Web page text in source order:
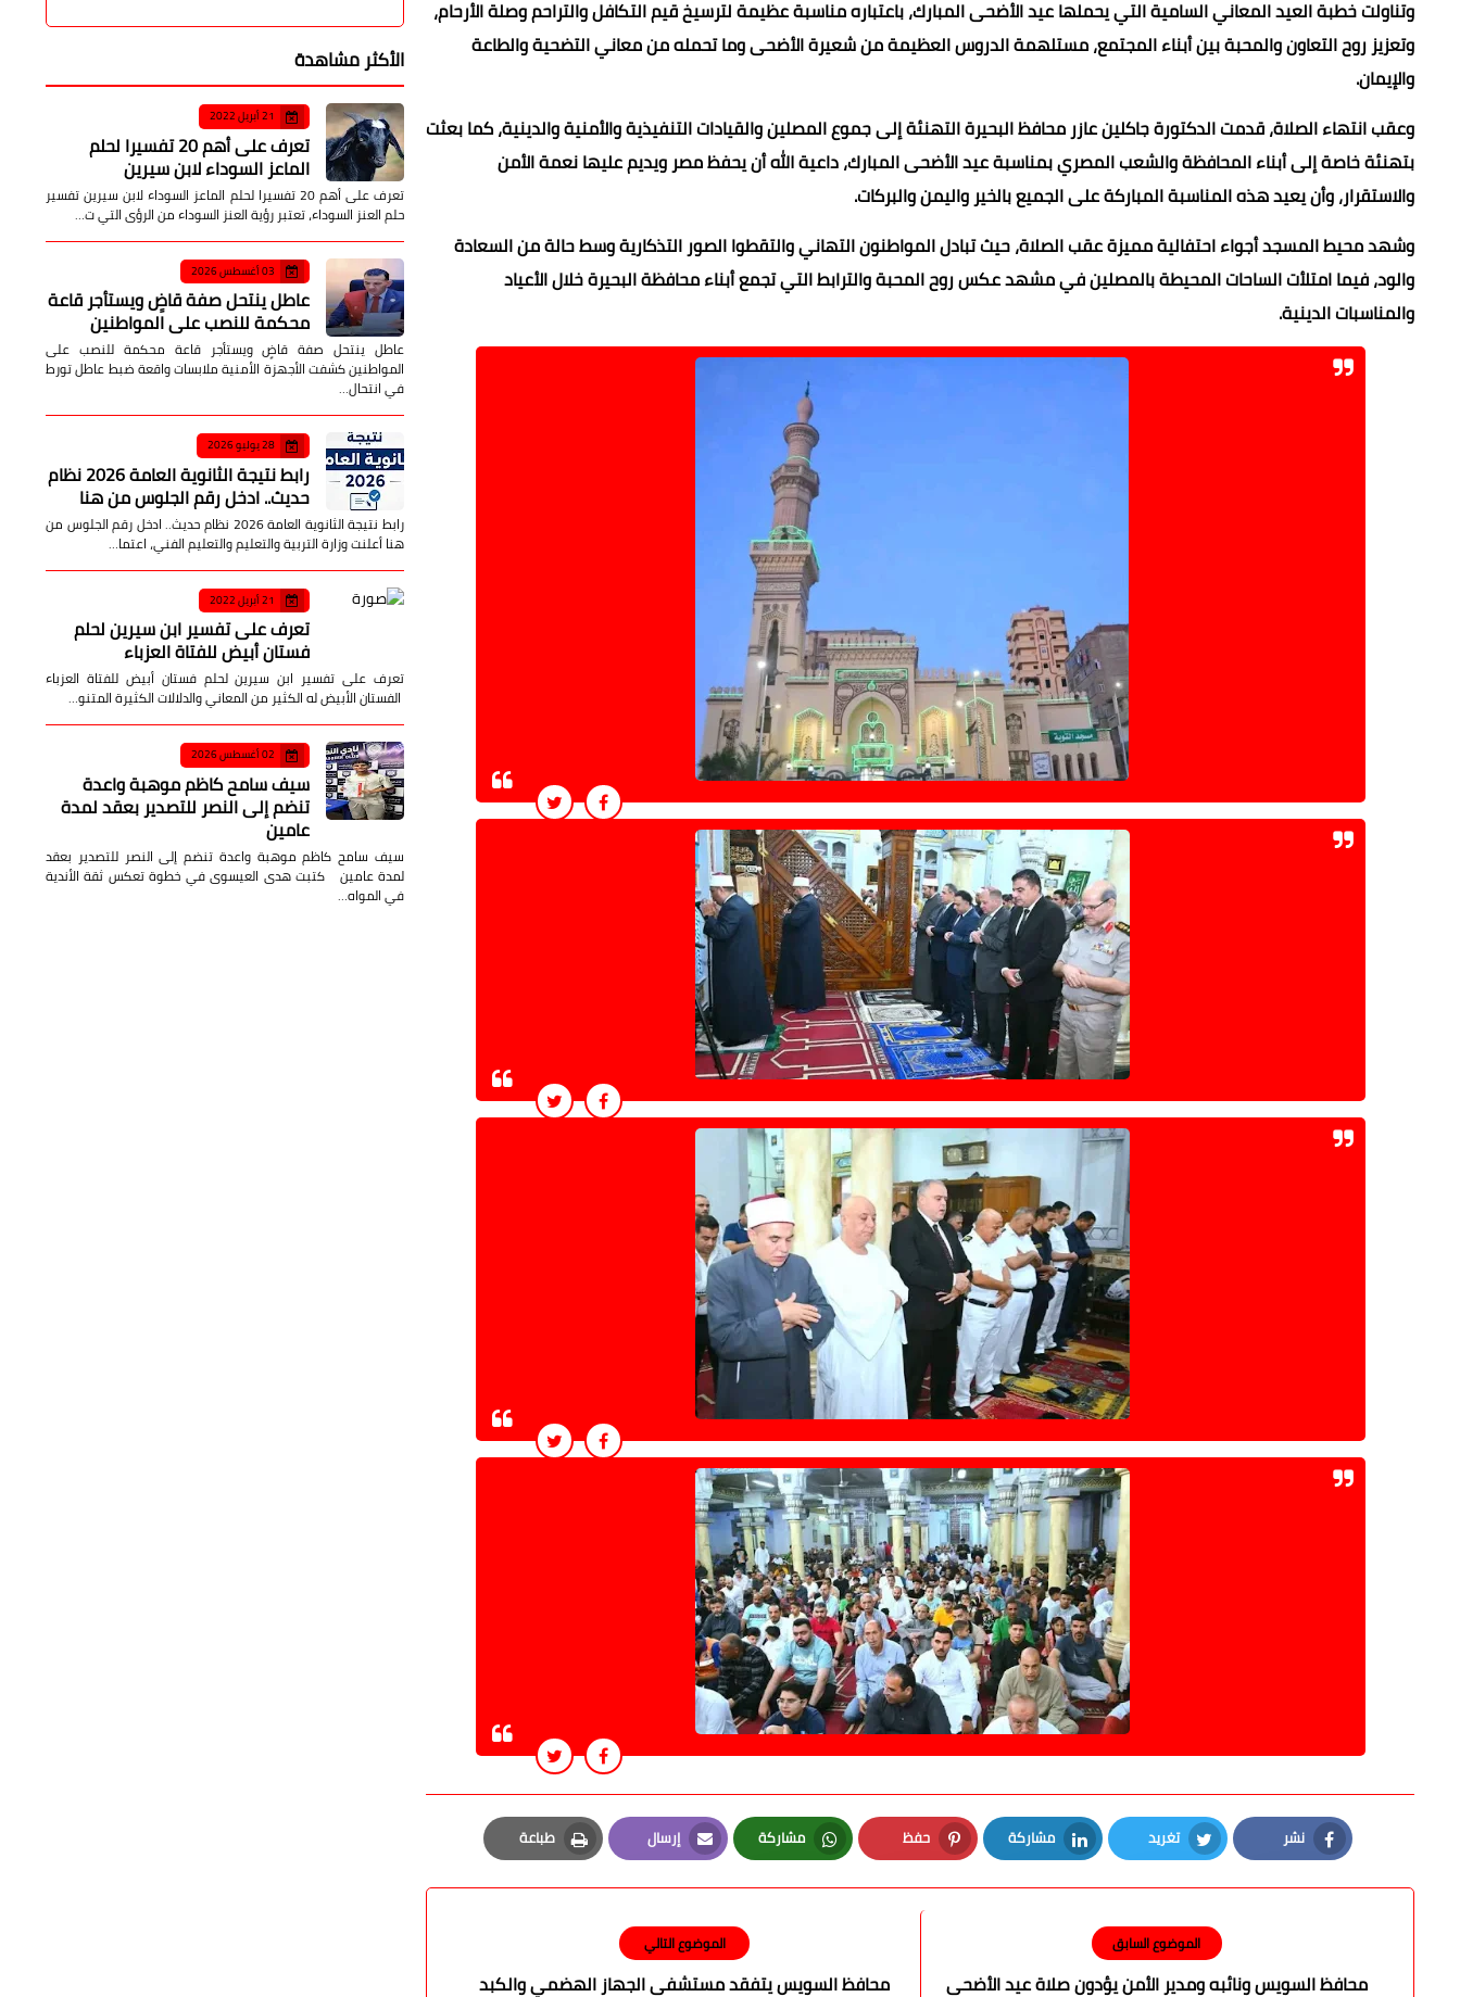
وتناولت خطبة العيد المعاني السامية التي يحملها عيد الأضحى المبارك، باعتباره مناسبة عظيمة لترسيخ قيم التكافل والتراحم وصلة الأرحام،
وتعزيز روح التعاون والمحبة بين أبناء المجتمع، مستلهمة الدروس العظيمة من شعيرة الأضحى وما تحمله من معاني التضحية والطاعة
والإيمان.
وعقب انتهاء الصلاة، قدمت الدكتورة جاكلين عازر محافظ البحيرة التهنئة إلى جموع المصلين والقيادات التنفيذية والأمنية والدينية، كما بعثت
بتهنئة خاصة إلى أبناء المحافظة والشعب المصري بمناسبة عيد الأضحى المبارك، داعية الله أن يحفظ مصر ويديم عليها نعمة الأمن
والاستقرار، وأن يعيد هذه المناسبة المباركة على الجميع بالخير واليمن والبركات.
وشهد محيط المسجد أجواء احتفالية مميزة عقب الصلاة، حيث تبادل المواطنون التهاني والتقطوا الصور التذكارية وسط حالة من السعادة
والود، فيما امتلأت الساحات المحيطة بالمصلين في مشهد عكس روح المحبة والترابط التي تجمع أبناء محافظة البحيرة خلال الأعياد
والمناسبات الدينية.
نشر
Facebook
تغريد
Twitter
مشاركة
LinkedIn
حفظ
Pinterest
مشاركة
Whatsapp
إرسال
Email
طباعة
Print
الموضوع التالي
محافظ السويس يتفقد مستشفى الجهاز الهضمي والكبد
الموضوع السابق
محافظ السويس ونائبه ومدير الأمن يؤدون صلاة عيد الأضحى
الأكثر مشاهدة
21 أبريل 2022
تعرف على أهم 20 تفسيرا لحلم
الماعز السوداء لابن سيرين
تعرف على أهم 20 تفسيرا لحلم الماعز السوداء لابن سيرين تفسير
حلم العنز السوداء، تعتبر رؤية العنز السوداء من الرؤى التي ت…
03 أغسطس 2026
عاطل ينتحل صفة قاضٍ ويستأجر قاعة
محكمة للنصب على المواطنين
عاطل ينتحل صفة قاضٍ ويستأجر قاعة محكمة للنصب على
المواطنين كشفت الأجهزة الأمنية ملابسات واقعة ضبط عاطل تورط
في انتحال…
28 يوليو 2026
رابط نتيجة الثانوية العامة 2026 نظام
حديث.. ادخل رقم الجلوس من هنا
رابط نتيجة الثانوية العامة 2026 نظام حديث.. ادخل رقم الجلوس من
هنا أعلنت وزارة التربية والتعليم والتعليم الفني، اعتما…
21 أبريل 2022
تعرف على تفسير ابن سيرين لحلم
فستان أبيض للفتاة العزباء
تعرف على تفسير ابن سيرين لحلم فستان أبيض للفتاة العزباء
الفستان الأبيض له الكثير من المعاني والدلالات الكثيرة المتنو…
02 أغسطس 2026
سيف سامح كاظم موهبة واعدة
تنضم إلى النصر للتصدير بعقد لمدة
عامين
سيف سامح كاظم موهبة واعدة تنضم إلى النصر للتصدير بعقد
لمدة عامين كتبت هدى العيسوى في خطوة تعكس ثقة الأندية
في المواه…